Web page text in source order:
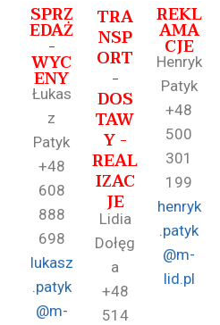
SPRZ
EDAŻ
-
WYC
ENY
Łukas
z
Patyk
+48
608
888
698
lukasz
.patyk
@m-
TRA
NSP
ORT
-
DOS
TAW
Y -
REAL
IZAC
JE
Lidia
Dołęg
a
+48
514
REKL
AMA
CJE
Henryk
Patyk
+48
500
301
199
henryk
.patyk
@m-
lid.pl